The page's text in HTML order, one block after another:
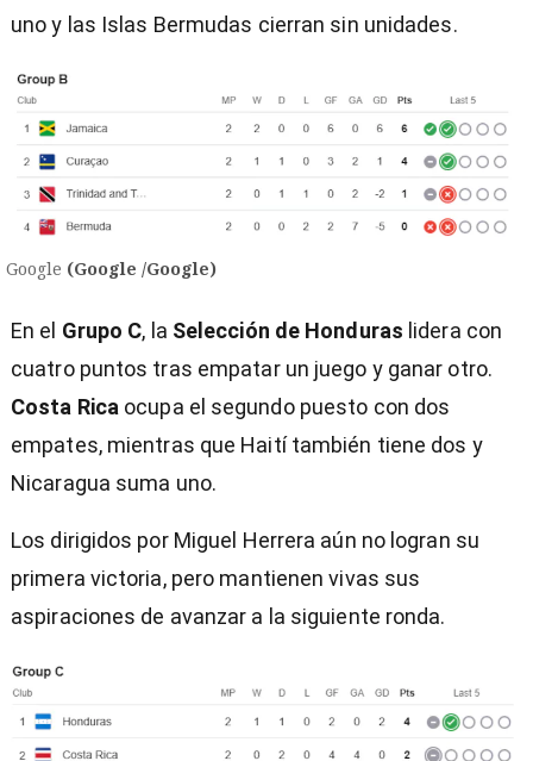
uno y las Islas Bermudas cierran sin unidades.
Google (Google /Google)
En el Grupo C, la Selección de Honduras lidera con
cuatro puntos tras empatar un juego y ganar otro.
Costa Rica ocupa el segundo puesto con dos
empates, mientras que Haití también tiene dos y
Nicaragua suma uno.
Los dirigidos por Miguel Herrera aún no logran su
primera victoria, pero mantienen vivas sus
aspiraciones de avanzar a la siguiente ronda.